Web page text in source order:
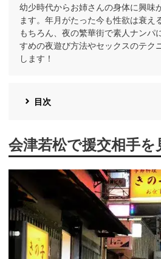
幼少時代からお姉さんの身体に興味
ます。年月がたった今も性欲は衰え
もちろん、夜の繁華街で素人ナン
すめの夜遊び方法やセックスのテク
します！
目次
会津若松で援交相手を